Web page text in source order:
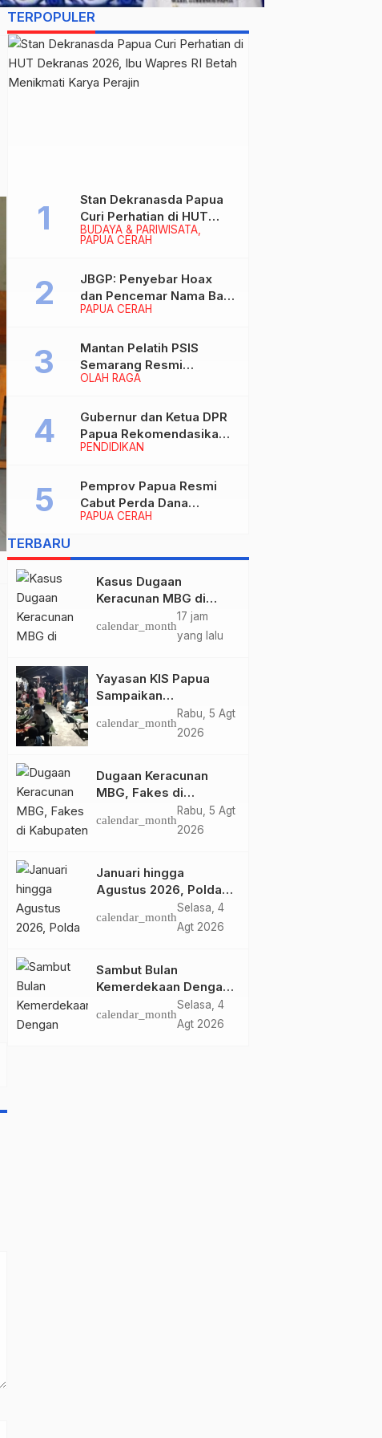
TERPOPULER
BUDAYA & PARIWISATA
PAPUA CERAH
Stan Dekranasda Papua
Curi Perhatian di HUT
Dekranas 2026, Ibu
PAPUA CERAH
JBGP: Penyebar Hoax
dan Pencemar Nama Baik
Gubernur Papua Siap
Hukum!
OLAH RAGA
Mantan Pelatih PSIS
Semarang Resmi
Nakhodahi Persipura
PENDIDIKAN
Gubernur dan Ketua DPR
Papua Rekomendasikan
Ade Yamin Jabat Rektor
periode 2026–2030
PAPUA CERAH
Pemprov Papua Resmi
Cabut Perda Dana
Cadangan, Dialihkan
Pembangunan dan
TERBARU
Kasus Dugaan
Keracunan MBG di
Kabupaten Jayapura,
Polisi Periksa 30 Orang
calendar_month
17 jam
yang lalu
Yayasan KIS Papua
Sampaikan
Permohonan Maaf dan
Siap Tanggung Biaya
Depapre
calendar_month
Rabu, 5 Agt
2026
Dugaan Keracunan
MBG, Fakes di
Kabupaten Jayapura
‘Kewalahan’ Layani
calendar_month
Rabu, 5 Agt
2026
Januari hingga
Agustus 2026, Polda
Papua Berhasil Ungkap
27 Kasus Sabu dan 111
calendar_month
Selasa, 4
Agt 2026
Sambut Bulan
Kemerdekaan Dengan
Promo ‘TORANG’ dari
Honda
calendar_month
Selasa, 4
Agt 2026